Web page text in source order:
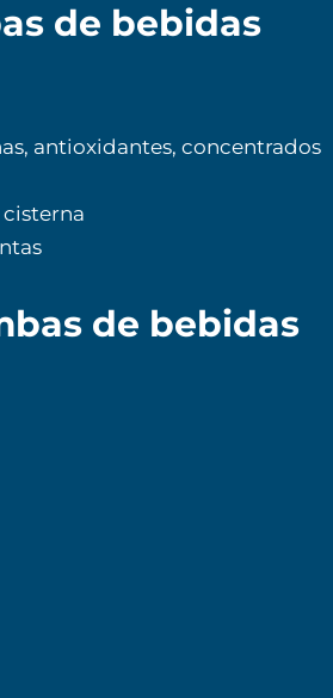
de bebidas
antioxidantes, concentrados
de bebidas